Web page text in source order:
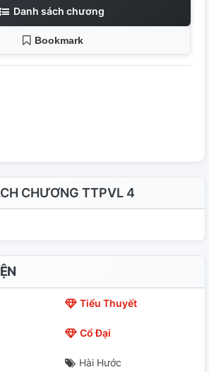
Danh sách chương
Bookmark
CHƯƠNG TTPVL 4
Tiểu Thuyết
Cổ Đại
Hài Hước